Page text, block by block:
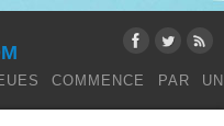
COMMENCE PAR UN